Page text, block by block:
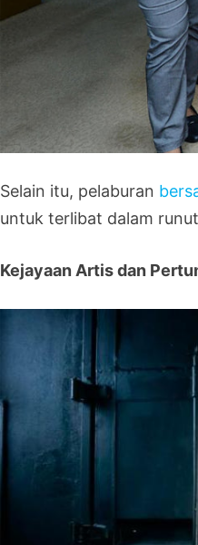
Selain itu, pelaburan
untuk terlibat dalam
Kejayaan Artis dan